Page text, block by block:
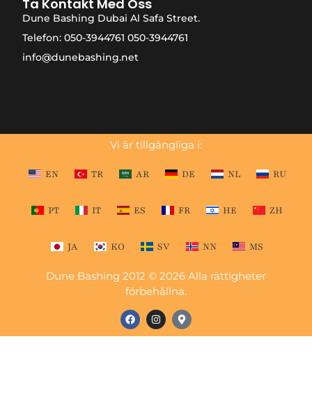
Ta Kontakt Med Oss
Dune Bashing Dubai Al Safa Street.
Telefon: 050-3944761 050-3944761
info@dunebashing.net
Vi är tillgängliga i:
EN TR AR DE NL RU
PT IT ES FR HE ZH
JA KO SV NN MS
Dune Bashing 2012 © 2026 Alla rättigheter
förbehållna.